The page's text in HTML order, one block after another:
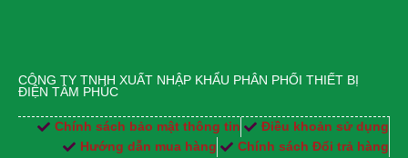
CÔNG TY TNHH XUẤT NHẬP KHẨU PHÂN PHỐI THIẾT BỊ
ĐIỆN TÂM PHÚC
Chính sách bảo mật thông tin
Điều khoản sử dụng
Hướng dẫn mua hàng
Chính sách Đổi trả hàng